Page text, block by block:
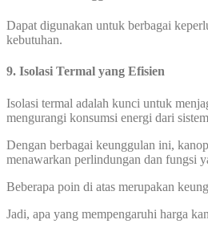
Dapat digunakan untuk berbagai
kebutuhan.
9. Isolasi Termal yang Efisien
Isolasi termal adalah kunci untuk
mengurangi konsumsi energi dari
Dengan berbagai keunggulan ini,
menawarkan perlindungan dan fungsi
Beberapa poin di atas merupakan
Jadi, apa yang mempengaruhi harga